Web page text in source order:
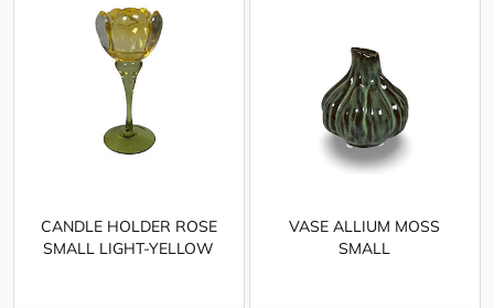
CANDLE HOLDER ROSE
SMALL LIGHT-YELLOW
VASE ALLIUM MOSS
SMALL